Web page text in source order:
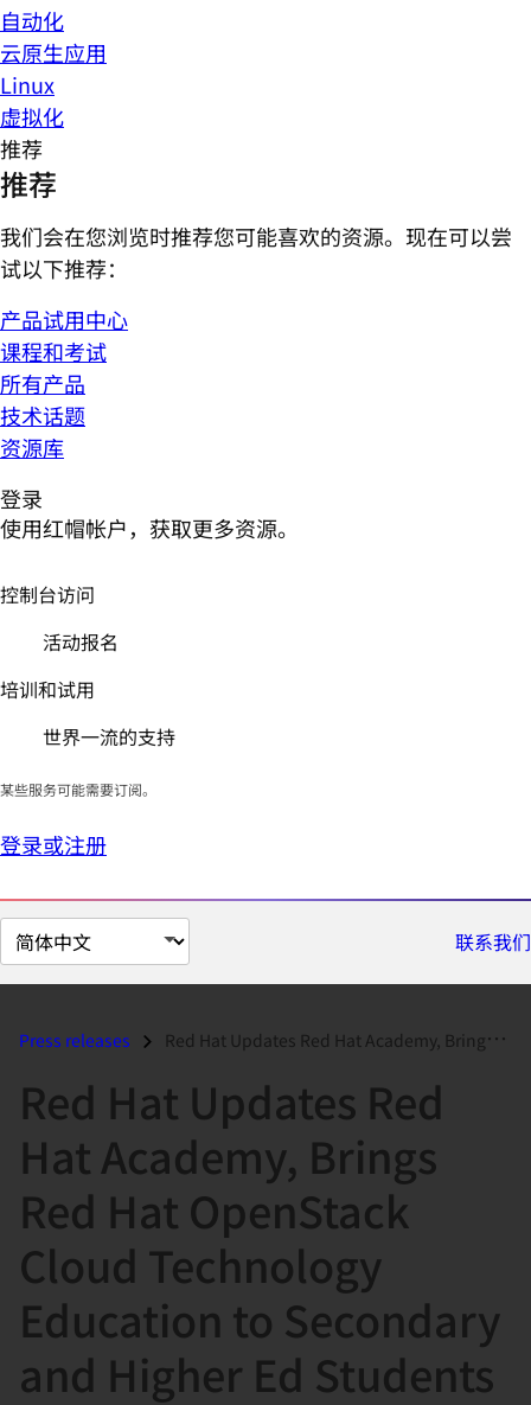
自动化
云原生应用
Linux
虚拟化
推荐
推荐
我们会在您浏览时推荐您可能喜欢的资源。现在可以尝
试以下推荐：
产品试用中心
课程和考试
所有产品
技术话题
资源库
登录
使用红帽帐户，获取更多资源。
控制台访问
活动报名
培训和试用
世界一流的支持
某些服务可能需要订阅。
登录或注册
切
换
面
联系我们
Press releases Red Hat Updates Red Hat Academy, Brings Red Hat OpenStack Cloud Techno...
Red Hat Updates Red
Hat Academy, Brings
Red Hat OpenStack
Cloud Technology
Education to Secondary
and Higher Ed Students